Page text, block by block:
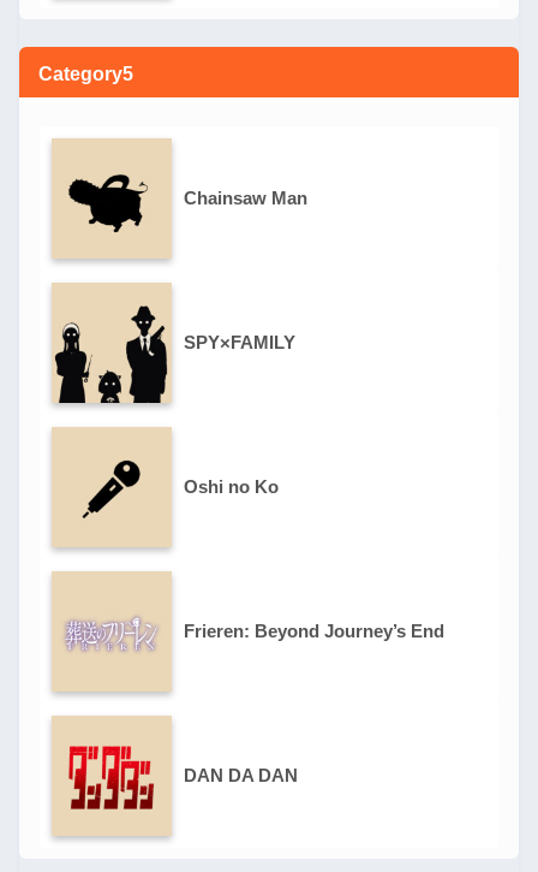
Category5
Chainsaw Man
SPY×FAMILY
Oshi no Ko
Frieren: Beyond Journey’s End
DAN DA DAN